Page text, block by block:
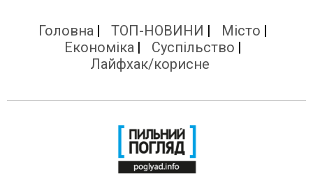
Головна ТОП-НОВИНИ
Місто
Економіка
Суспільство
Лайфхак/корисне